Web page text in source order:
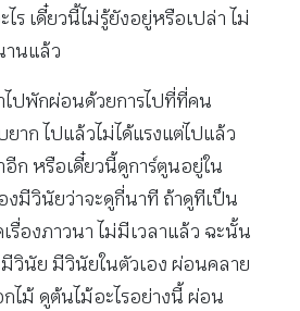
ร เดี๋ยวนี้ไม่รู้ยังอยู่หรือเปล่า ไม่
านแล้ว
ปพักผ่อนด้วยการไปที่ที่คน
าก ไปแล้วไม่ได้แรงแต่ไปแล้ว
อีก หรือเดี๋ยวนี้ดูการ์ตูนอยู่ใน
งมีวินัยว่าจะดูกี่นาที ถ้าดูทีเป็น
รื่องภาวนา ไม่มีเวลาแล้ว ฉะนั้น
วินัย มีวินัยในตัวเอง ผ่อนคลาย
ไม้ ดูต้นไม้อะไรอย่างนี้ ผ่อน